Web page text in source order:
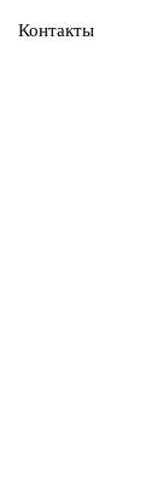
Контакты